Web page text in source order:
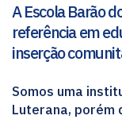
A Escola Barão
referência em
inserção
Somos uma
Luterana, porém